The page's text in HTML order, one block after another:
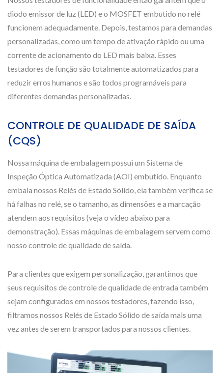
diodo emissor de luz (LED) e o MOSFET embutido no relé
funcionem adequadamente. Depois, testamos para demandas
personalizadas, como um tempo de ativação rápido ou uma
corrente de acionamento do LED mais baixa. Esses
testadores de função são totalmente automatizados para
reduzir erros humanos e são todos programáveis para
diferentes demandas personalizadas.
CONTROLE DE QUALIDADE DE SAÍDA
(CQS)
Nossa máquina de embalagem possui um Sistema de
Inspeção Óptica Automatizada (AOI) embutido. Enquanto
embala nossos Relés de Estado Sólido, ela também verifica se
há falhas no relé, se o tamanho, as dimensões e a marcação
atendem aos requisitos (veja o vídeo abaixo para
demonstração). Essas máquinas de embalagem servem como
nosso controle de qualidade de saída.
Para clientes que exigem personalização, garantimos que
seus requisitos de controle de qualidade de entrada também
sejam configurados em nossos testadores, fazendo isso,
filtramos nossos Relés de Estado Sólido de saída mais uma
vez antes de serem transportados para nossos clientes.